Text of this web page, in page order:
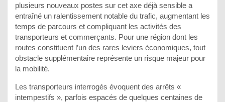
plusieurs nouveaux postes sur cet axe déjà sensible a
entraîné un ralentissement notable du trafic, augmentant les
temps de parcours et compliquant les activités des
transporteurs et commerçants. Pour une région dont les
routes constituent l’un des rares leviers économiques, tout
obstacle supplémentaire représente un risque majeur pour
la mobilité.
Les transporteurs interrogés évoquent des arrêts «
intempestifs », parfois espacés de quelques centaines de